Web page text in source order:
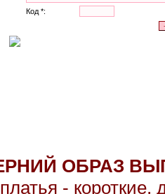
Код *:
ОБРАЗ
-